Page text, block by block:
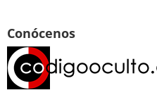
Conócenos